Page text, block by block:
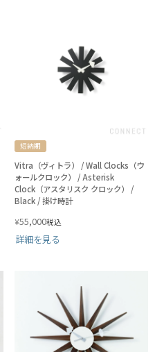
短納期
Vitra（ヴィトラ） / Wall Clocks（ウ
ォールクロック） / Asterisk
Clock（アスタリスク クロック） /
Black / 掛け時計
¥55,000税込
詳細を見る